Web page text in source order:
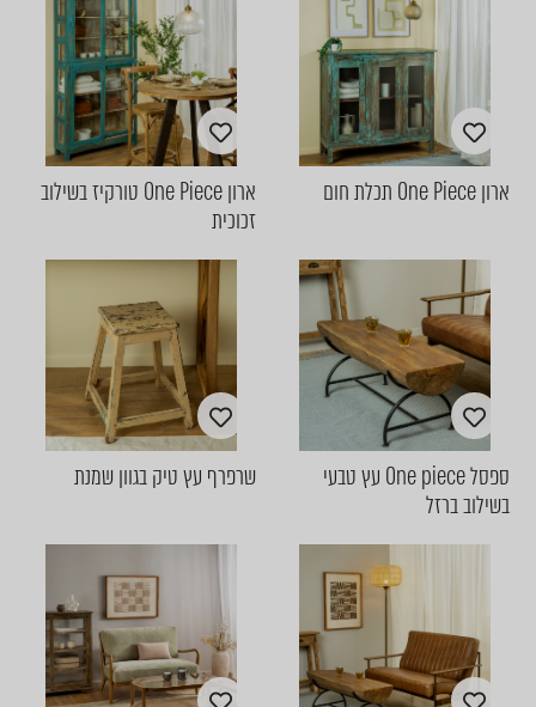
ארון One Piece תכלת חום
ארון One Piece טורקיז בשילוב
זכוכית
ספסל One piece עץ טבעי
בשילוב ברזל
שרפרף עץ טיק בגוון שמנת